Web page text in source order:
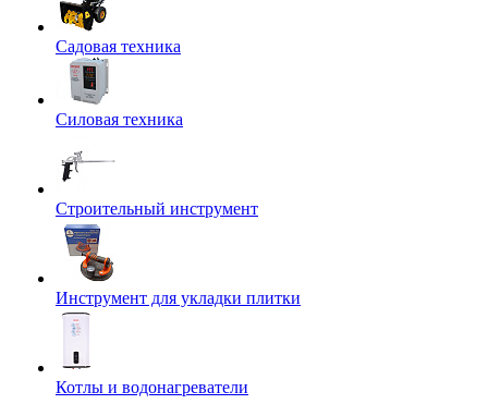
Садовая техника
Силовая техника
Строительный инструмент
Инструмент для укладки плитки
Котлы и водонагреватели